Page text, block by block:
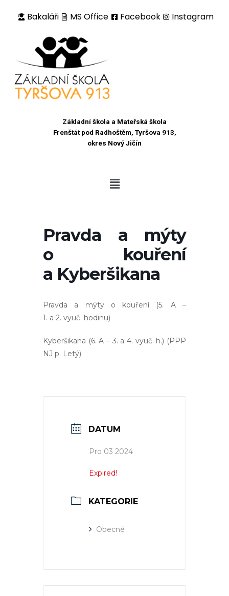
Bakaláři MS Office Facebook Instagram
Základní škola a Mateřská škola
Frenštát pod Radhoštěm, Tyršova 913,
okres Nový Jičín
Pravda a mýty
o kouření
a Kyberšikana
Pravda a mýty o kouření (5. A –
1. a 2. vyuč. hodinu)
Kyberšikana (6. A – 3. a 4. vyuč. h.) (PPP
NJ p. Letý)
DATUM
Pro 03 2024
Expired!
KATEGORIE
Obecné